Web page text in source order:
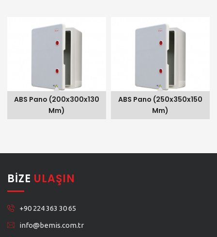
(200x300x130
ABS Pano (250x350x150
ABS
BIZE ULAŞIN
+90 224 363 30 65
info@bemis.com.tr